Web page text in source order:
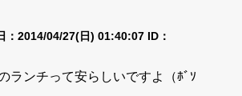
：2014/04/27(日) 01:40:07 ID：
ランチって安らしいですよ（ﾎﾞｿ